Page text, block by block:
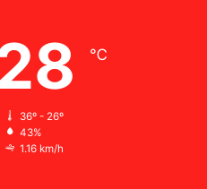
℃
36º - 26º
43%
1.16 km/h